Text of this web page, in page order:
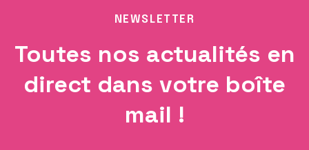
NEWSLETTER
Toutes nos actualités en
direct dans votre boîte
mail !